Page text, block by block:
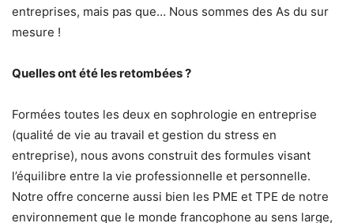
entreprises, mais pas que… Nous sommes des As du sur
mesure !
Quelles ont été les retombées ?
Formées toutes les deux en sophrologie en entreprise
(qualité de vie au travail et gestion du stress en
entreprise), nous avons construit des formules visant
l’équilibre entre la vie professionnelle et personnelle.
Notre offre concerne aussi bien les PME et TPE de notre
environnement que le monde francophone au sens large,